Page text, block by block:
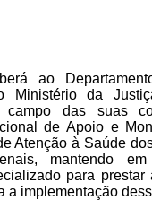
ao
Ministério da
campo das suas
de Apoio e
Atenção à Saúde
mantendo
para prestar
a implementação